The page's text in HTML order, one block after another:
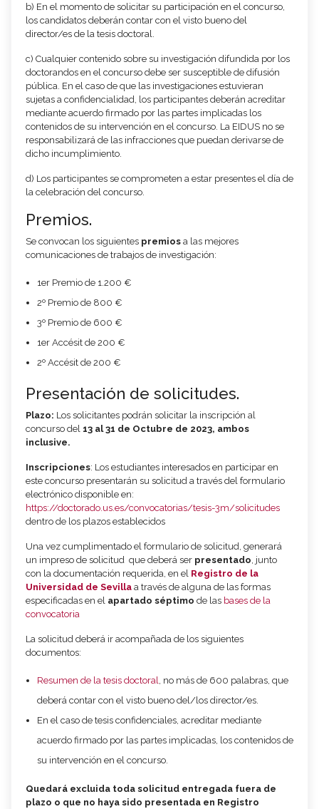
b) En el momento de solicitar su participación en el concurso,
los candidatos deberán contar con el visto bueno del
director/es de la tesis doctoral.
c) Cualquier contenido sobre su investigación difundida por los
doctorandos en el concurso debe ser susceptible de difusión
pública. En el caso de que las investigaciones estuvieran
sujetas a confidencialidad, los participantes deberán acreditar
mediante acuerdo firmado por las partes implicadas los
contenidos de su intervención en el concurso. La EIDUS no se
responsabilizará de las infracciones que puedan derivarse de
dicho incumplimiento.
d) Los participantes se comprometen a estar presentes el día de
la celebración del concurso.
Premios.
Se convocan los siguientes premios a las mejores
comunicaciones de trabajos de investigación:
1er Premio de 1.200 €
2º Premio de 800 €
3º Premio de 600 €
1er Accésit de 200 €
2º Accésit de 200 €
Presentación de solicitudes.
Plazo: Los solicitantes podrán solicitar la inscripción al
concurso del 13 al 31 de Octubre de 2023, ambos
inclusive.
Inscripciones: Los estudiantes interesados en participar en
este concurso presentarán su solicitud a través del formulario
electrónico disponible en:
https://doctorado.us.es/convocatorias/tesis-3m/solicitudes
dentro de los plazos establecidos
Una vez cumplimentado el formulario de solicitud, generará
un impreso de solicitud que deberá ser presentado , junto
con la documentación requerida, en el Registro de la
Universidad de Sevilla a través de alguna de las formas
especificadas en el apartado séptimo de las bases de la
convocatoria
La solicitud deberá ir acompañada de los siguientes
documentos:
Resumen de la tesis doctoral , no más de 600 palabras, que
deberá contar con el visto bueno del/los director/es.
En el caso de tesis confidenciales, acreditar mediante
acuerdo firmado por las partes implicadas, los contenidos de
su intervención en el concurso.
Quedará excluida toda solicitud entregada fuera de
plazo o que no haya sido presentada en Registro